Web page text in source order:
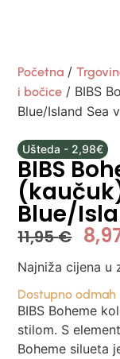
Početna /
i bočice / BIBS
Blue/Island Sea
Ušteda - 2,98€
BIBS
Blue/
11,95€
Najniža cijena u
Dostupno odmah
BIBS Boheme
stilom. S
Boheme silueta